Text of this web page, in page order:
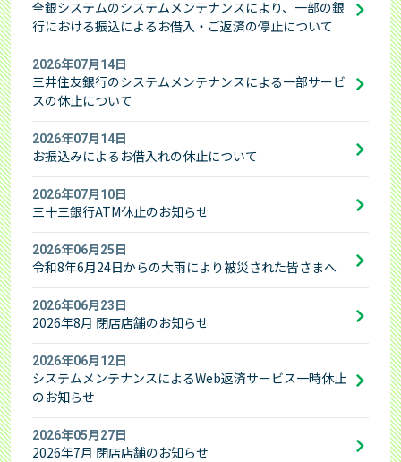
お申込み・ご契約に必要な書類
商品
商品のご案内（貸付条件）
その他商品のご案内（特定商品）
金融犯罪にご注意ください
求償債務のお客さまへ
改正貸金業法施行について
法的手続きで残高が確定したお客さまへ
お客さまの気持ちをカタチに
レイクアプリ
Payチャージ・Pay払い
会員ならできること
レイクのメディア・コンテンツ
働く女性を応援
あなたをサポートする「50の事実」
お客さまの個人情報の取扱いについて
新生フィナンシャルのセキュリティ対策
個人情報に関するお問合せ
個人情報開示等手続き方法
取引履歴開示の方針
SBI新生銀行グループにおける個人データの共同利用
について
匿名加工情報の取扱いについて
企業情報
推奨環境
サイトマップ
SNS公式アカウント
お申込み
お申込み中のお客さま：
全銀システムのシステムメンテナンスにより、一部の銀
行における振込によるお借入・ご返済の停止について
2026年07月14日
三井住友銀行のシステムメンテナンスによる一部サービ
スの休止について
2026年07月14日
お振込みによるお借入れの休止について
2026年07月10日
三十三銀行ATM休止のお知らせ
2026年06月25日
令和8年6月24日からの大雨により被災された皆さまへ
2026年06月23日
2026年8月 閉店店舗のお知らせ
2026年06月12日
システムメンテナンスによるWeb返済サービス一時休止
のお知らせ
2026年05月27日
2026年7月 閉店店舗のお知らせ